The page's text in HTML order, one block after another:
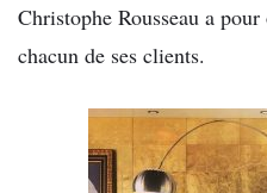
Christophe Rousseau a
chacun de ses clients.